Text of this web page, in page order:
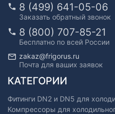
8 (499) 641-05-06
Заказать обратный звонок
8 (800) 707-85-21
Бесплатно по всей России
zakaz@frigorus.ru
Почта для ваших заявок
КАТЕГОРИИ
Фитинги DN2 и DN5 для
Компрессоры для